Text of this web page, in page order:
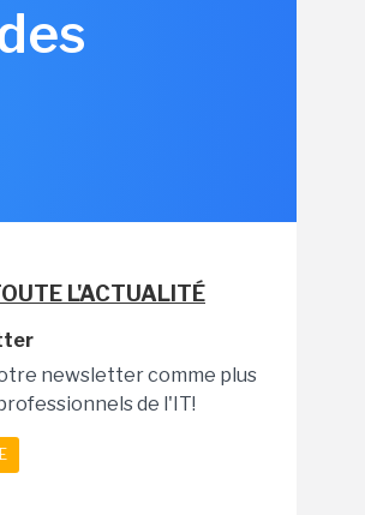
L'ACTUALITÉ
newsletter comme plus
de l'IT!